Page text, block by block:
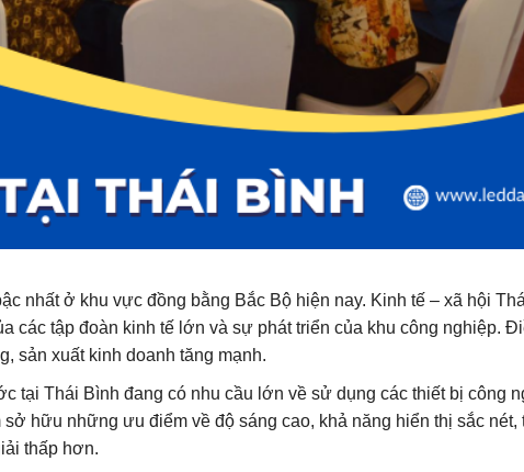
nhất ở khu vực đồng bằng Bắc Bộ hiện nay. Kinh tế – xã hội
tập đoàn kinh tế lớn và sự phát triển của khu công nghiệp.
sản xuất kinh doanh tăng mạnh.
tại Thái Bình đang có nhu cầu lớn về sử dụng các thiết bị công
hữu những ưu điểm về độ sáng cao, khả năng hiển thị sắc nét,
thấp hơn.